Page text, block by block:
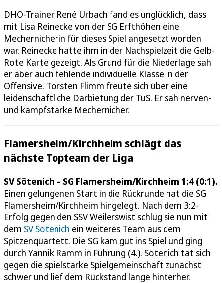
DHO-Trainer René Urbach fand es unglücklich, dass
mit Lisa Reinecke von der SG Erfthöhen eine
Mechernicherin für dieses Spiel angesetzt worden
war. Reinecke hatte ihm in der Nachspielzeit die Gelb-
Rote Karte gezeigt. Als Grund für die Niederlage sah
er aber auch fehlende individuelle Klasse in der
Offensive. Torsten Flimm freute sich über eine
leidenschaftliche Darbietung der TuS. Er sah nerven-
und kampfstarke Mechernicher.
Flamersheim/Kirchheim schlägt das
nächste Topteam der Liga
SV Sötenich – SG Flamersheim/Kirchheim 1:4 (0:1).
Einen gelungenen Start in die Rückrunde hat die SG
Flamersheim/Kirchheim hingelegt. Nach dem 3:2-
Erfolg gegen den SSV Weilerswist schlug sie nun mit
dem SV Sötenich ein weiteres Team aus dem
Spitzenquartett. Die SG kam gut ins Spiel und ging
durch Yannik Ramm in Führung (4.). Sötenich tat sich
gegen die spielstarke Spielgemeinschaft zunächst
schwer und lief dem Rückstand lange hinterher.